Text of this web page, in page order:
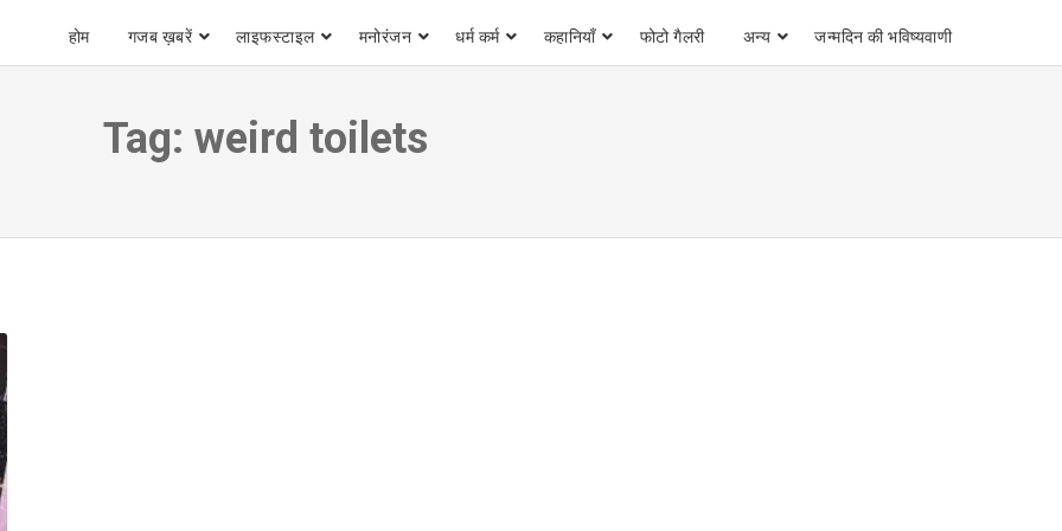
होम गजब ख़बरें लाइफस्टाइल मनोरंजन धर्म कर्म कहानियाँ फोटो गैलरी अन्य जन्मदिन की भविष्यवाणी
Tag: weird toilets